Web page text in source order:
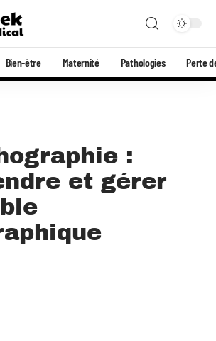
Bien-être Maternité Pathologies Perte
:
et gérer